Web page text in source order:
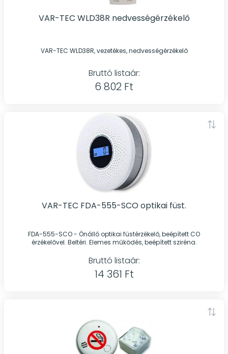
VAR-TEC WLD38R nedvességérzékelő
VAR-TEC WLD38R, vezetékes, nedvességérzékelő
Bruttó listaár:
6 802 Ft
VAR-TEC FDA-555-SCO optikai füst.
FDA-555-SCO - Önálló optikai füstérzékelő, beépített CO
érzékelővel. Beltéri. Elemes működés, beépített sziréna.
Bruttó listaár:
14 361 Ft